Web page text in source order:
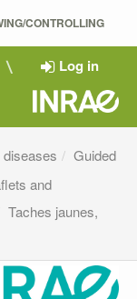
CONTROLLING
Log in
diseases
Guided
and
Taches jaunes,